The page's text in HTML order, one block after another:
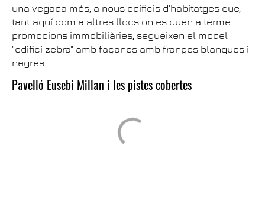
una vegada més, a nous edificis d'habitatges que,
tant aquí com a altres llocs on es duen a terme
promocions immobiliàries, segueixen el model
"edifici zebra" amb façanes amb franges blanques i
negres.
Pavelló Eusebi Millan i les pistes cobertes